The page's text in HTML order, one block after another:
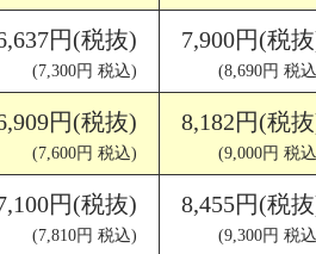
円(税抜)
(7,300円 税込)
7,900円(税
(8,690円 税
円(税抜)
(7,600円 税込)
8,182円(税
(9,000円 税
円(税抜)
(7,810円 税込)
8,455円(税
(9,300円 税